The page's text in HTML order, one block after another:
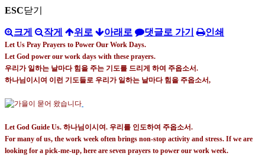
ESC닫기
크게 작게 위로 아래로 댓글로 가기 인쇄
Let Us Pray Prayers to Power Our Work Days.
Let God power our work days with these prayers.
우리가 일하는 날마다 힘을 주는 기도를 드리게 하여 주옵소서.
하나님이시여 이런 기도들로 우리가 일하는 날마다 힘을 주옵소서,
Let God Guide Us. 하나님이시여. 우리를 인도하여 주옵소서.
For many of us, the work week often brings non-stop activity and stress. If we are
looking for a pick-me-up, here are seven prayers to power our work week.